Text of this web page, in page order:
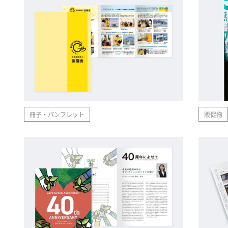
冊子・パンフレット 販促物